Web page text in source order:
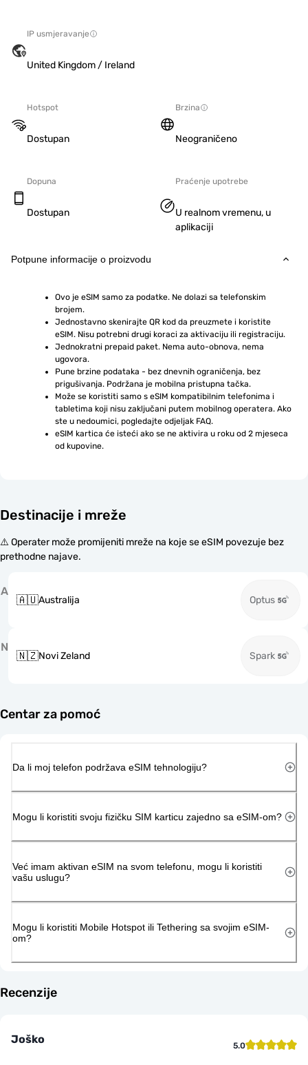
IP usmjeravanje
United Kingdom / Ireland
Hotspot
Dostupan
Brzina
Neograničeno
Dopuna
Dostupan
Praćenje upotrebe
U realnom vremenu, u
aplikaciji
Potpune informacije o proizvodu
Ovo je eSIM samo za podatke. Ne dolazi sa telefonskim
brojem.
Jednostavno skenirajte QR kod da preuzmete i koristite
eSIM. Nisu potrebni drugi koraci za aktivaciju ili registraciju.
Jednokratni prepaid paket. Nema auto-obnova, nema
ugovora.
Pune brzine podataka - bez dnevnih ograničenja, bez
prigušivanja. Podržana je mobilna pristupna tačka.
Može se koristiti samo s eSIM kompatibilnim telefonima i
tabletima koji nisu zaključani putem mobilnog operatera. Ako
ste u nedoumici, pogledajte odjeljak FAQ.
eSIM kartica će isteći ako se ne aktivira u roku od 2 mjeseca
od kupovine.
Destinacije i mreže
⚠️ Operater može promijeniti mreže na koje se eSIM povezuje bez
prethodne najave.
A
🇦🇺Australija Optus
N
🇳🇿Novi Zeland Spark
Centar za pomoć
Da li moj telefon podržava eSIM tehnologiju?
Mogu li koristiti svoju fizičku SIM karticu zajedno sa eSIM-om?
Već imam aktivan eSIM na svom telefonu, mogu li koristiti
vašu uslugu?
Mogu li koristiti Mobile Hotspot ili Tethering sa svojim eSIM-
om?
Recenzije
Joško 5.0